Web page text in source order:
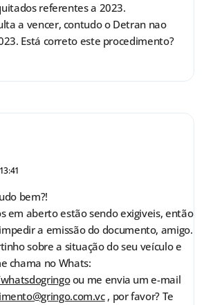
referentes a 2023.
a vencer, contudo o Detran nao
Está correto este procedimento?
bem?!
em aberto estão sendo exigiveis, então
a emissão do documento, amigo.
sobre a situação do seu veículo e
chama no Whats:
ou me envia um e-mail
, por favor? Te